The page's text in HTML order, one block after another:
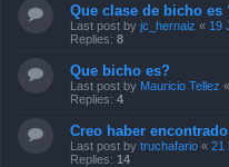
Que clase de bicho es
Last post by jc_hernaiz « 19
Replies: 8
Que bicho es?
Last post by Mauricio Tellez «
Replies: 4
Creo haber
Last post by truchafario « 21
Replies: 14